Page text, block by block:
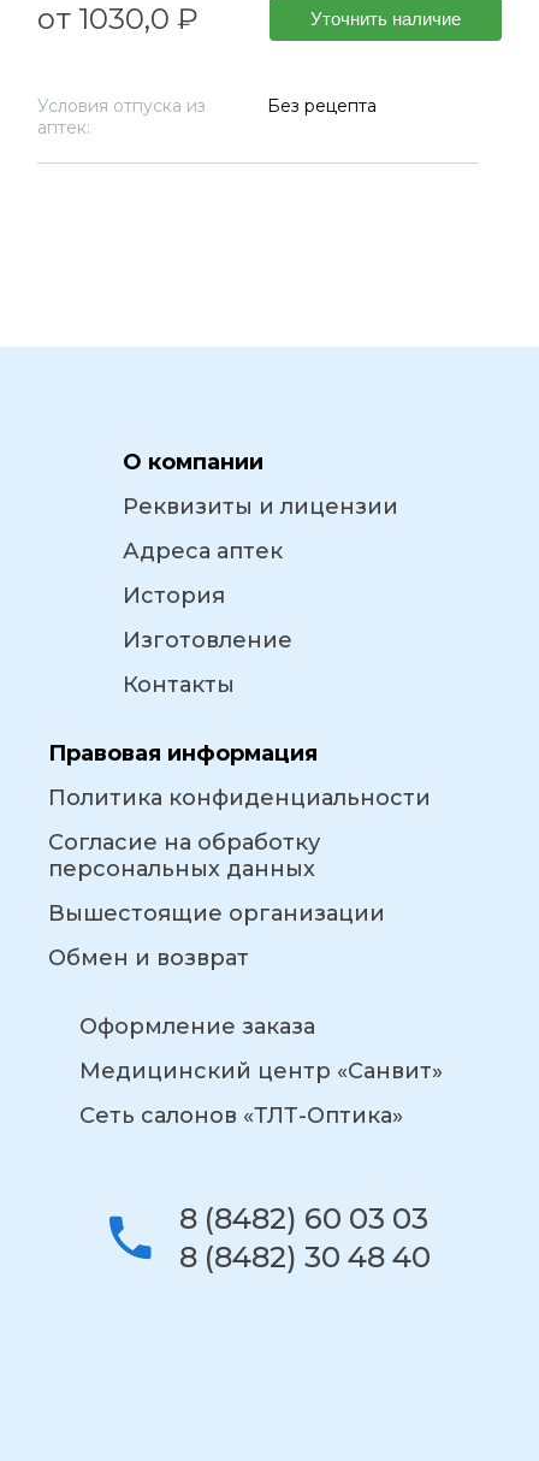
от 1030,0 ₽ Уточнить наличие
Условия отпуска из
аптек:
Без рецепта
О компании
Реквизиты и лицензии
Адреса аптек
История
Изготовление
Контакты
Правовая информация
Политика конфиденциальности
Согласие на обработку
персональных данных
Вышестоящие организации
Обмен и возврат
Оформление заказа
Медицинский центр «Санвит»
Сеть салонов «ТЛТ-Оптика»
8 (8482) 60 03 03
8 (8482) 30 48 40